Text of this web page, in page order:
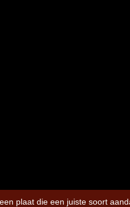
plaat die een juiste soort